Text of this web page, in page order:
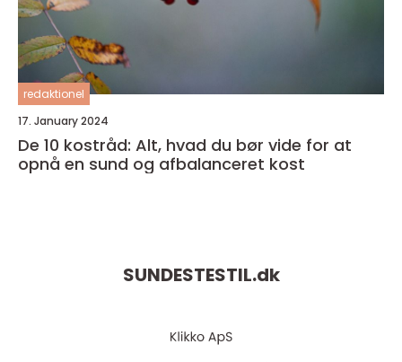
redaktionel
17. January 2024
De 10 kostråd: Alt, hvad du bør vide for at
opnå en sund og afbalanceret kost
SUNDESTESTIL.dk